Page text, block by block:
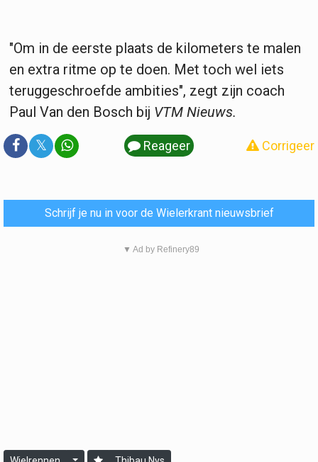
"Om in de eerste plaats de kilometers te malen
en extra ritme op te doen. Met toch wel iets
teruggeschroefde ambities", zegt zijn coach
Paul Van den Bosch bij VTM Nieuws.
𝕏 Reageer Corrigeer
Schrijf je nu in voor de Wielerkrant nieuwsbrief
▼ Ad by Refinery89